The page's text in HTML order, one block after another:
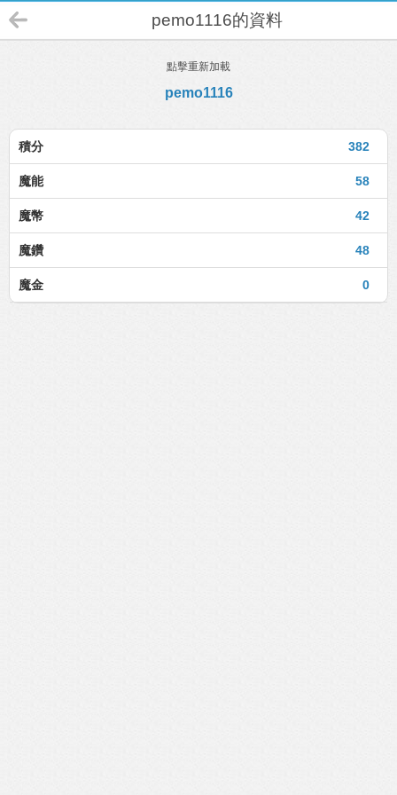
pemo1116的資料
點擊重新加載
pemo1116
382
積分
58
魔能
42
魔幣
48
魔鑽
0
魔金